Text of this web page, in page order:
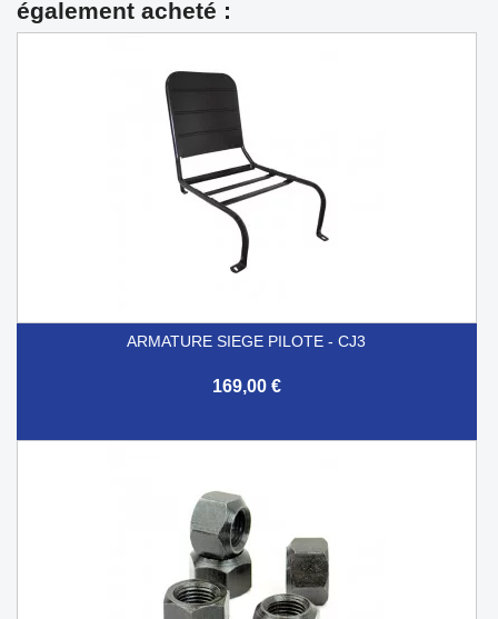
également acheté :
ARMATURE SIEGE PILOTE - CJ3
169,00 €